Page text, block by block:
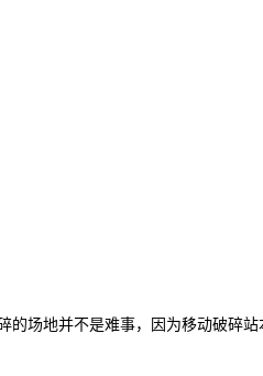
场地并不是难事，因为移动破碎